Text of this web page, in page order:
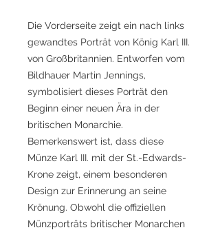
Die Vorderseite zeigt ein nach links
gewandtes Porträt von König Karl III.
von Großbritannien. Entworfen vom
Bildhauer Martin Jennings,
symbolisiert dieses Porträt den
Beginn einer neuen Ära in der
britischen Monarchie.
Bemerkenswert ist, dass diese
Münze Karl III. mit der St.-Edwards-
Krone zeigt, einem besonderen
Design zur Erinnerung an seine
Krönung. Obwohl die offiziellen
Münzporträts britischer Monarchen